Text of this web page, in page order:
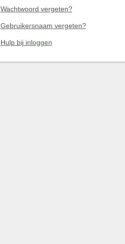
Wachtwoord vergeten?
Gebruikersnaam vergeten?
Hulp bij inloggen